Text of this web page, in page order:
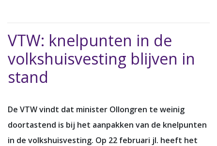
VTW: knelpunten in de
volkshuisvesting blijven in
stand
De VTW vindt dat minister Ollongren te weinig
doortastend is bij het aanpakken van de knelpunten
in de volkshuisvesting. Op 22 februari jl. heeft het